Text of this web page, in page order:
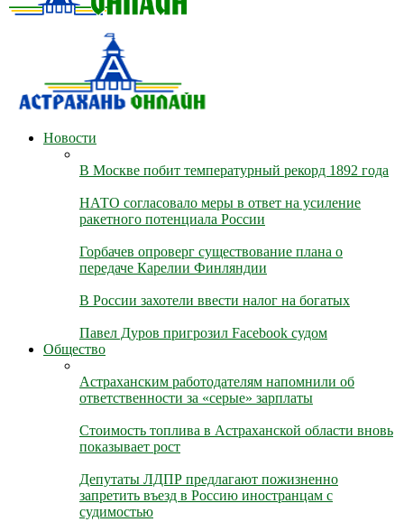
Новости
В Москве побит температурный рекорд 1892 года
НАТО согласовало меры в ответ на усиление
ракетного потенциала России
Горбачев опроверг существование плана о
передаче Карелии Финляндии
В России захотели ввести налог на богатых
Павел Дуров пригрозил Facebook судом
Общество
Астраханским работодателям напомнили об
ответственности за «серые» зарплаты
Стоимость топлива в Астраханской области вновь
показывает рост
Депутаты ЛДПР предлагают пожизненно
запретить въезд в Россию иностранцам с
судимостью